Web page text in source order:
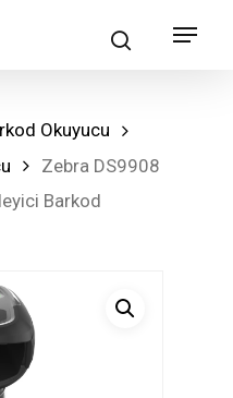
searchMenu
Okuyucu
Zebra DS9908
Barkod